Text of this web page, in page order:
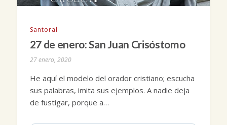
Santoral
27 de enero: San Juan Crisóstomo
27 enero, 2020
He aquí el modelo del orador cristiano; escucha
sus palabras, imita sus ejemplos. A nadie deja
de fustigar, porque a…